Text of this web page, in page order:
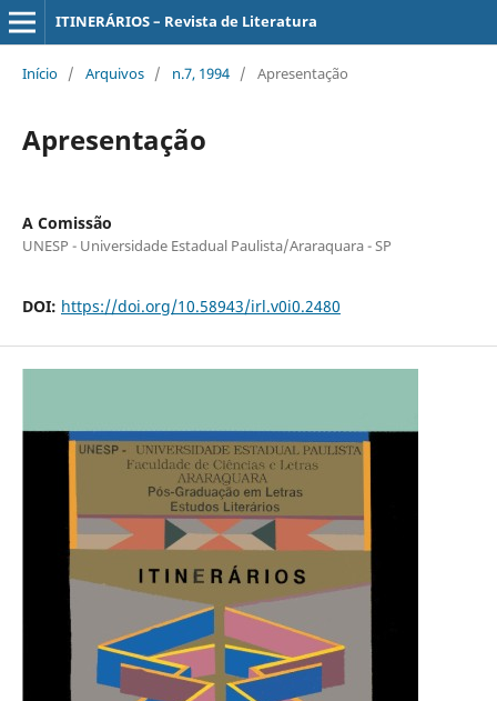
ITINERÁRIOS – Revista de Literatura
Início / Arquivos / n.7, 1994 / Apresentação
Apresentação
A Comissão
UNESP - Universidade Estadual Paulista/Araraquara - SP
DOI: https://doi.org/10.58943/irl.v0i0.2480